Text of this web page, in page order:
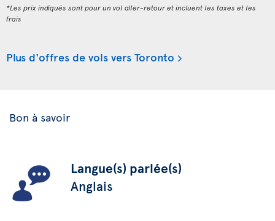
*Les prix indiqués sont pour un vol aller-retour et incluent les taxes et les
frais
Plus d'offres de vols vers Toronto
Bon à savoir
Langue(s) parlée(s)
Anglais